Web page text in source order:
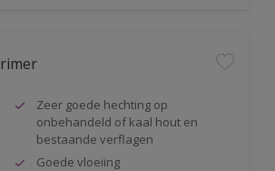
Zeer goede hechting op
onbehandeld of kaal hout en
bestaande verflagen
Goede vloeiing